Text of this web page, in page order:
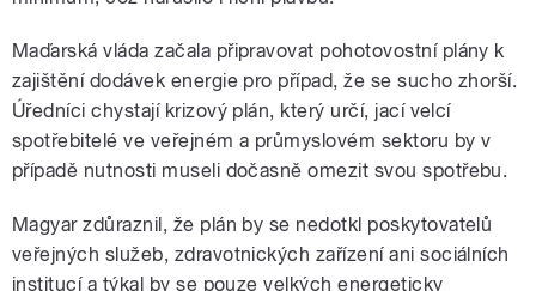
Maďarská vláda začala připravovat pohotovostní plány k
zajištění dodávek energie pro případ, že se sucho zhorší.
Úředníci chystají krizový plán, který určí, jací velcí
spotřebitelé ve veřejném a průmyslovém sektoru by v
případě nutnosti museli dočasně omezit svou spotřebu.
Magyar zdůraznil, že plán by se nedotkl poskytovatelů
veřejných služeb, zdravotnických zařízení ani sociálních
institucí a týkal by se pouze velkých energeticky